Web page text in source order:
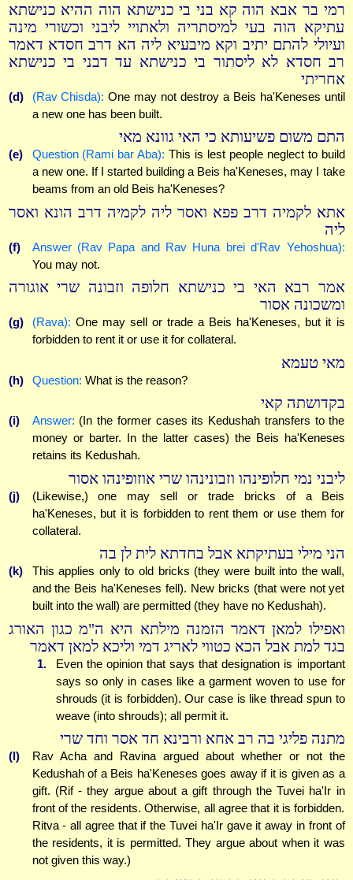
רמי בר אבא הוה קא בני בי כנישתא הוה ההיא כנישתא
עתיקא הוה בעי למיסתריה ולאתויי ליבני וכשורי מינה
ועיולי להתם יתיב וקא מיבעיא ליה הא דרב חסדא דאמר
רב חסדא לא ליסתור בי כנישתא עד דבני בי כנישתא
אחריתי
(d) (Rav Chisda): One may not destroy a Beis ha'Keneses until
a new one has been built.
התם משום פשיעותא כי האי גוונא מאי
(e) Question (Rami bar Aba): This is lest people neglect to build
a new one. If I started building a Beis ha'Keneses, may I take
beams from an old Beis ha'Keneses?
אתא לקמיה דרב פפא ואסר ליה לקמיה דרב הונא ואסר
ליה
(f)
Answer (Rav Papa and Rav Huna brei d'Rav Yehoshua):
You may not.
אמר רבא האי בי כנישתא חלופה וזבונה שרי אוגורה
ומשכונה אסור
(g) (Rava): One may sell or trade a Beis ha'Keneses, but it is
forbidden to rent it or use it for collateral.
מאי טעמא
(h) Question: What is the reason?
בקדושתה קאי
(i) Answer: (In the former cases its Kedushah transfers to the
money or barter. In the latter cases) the Beis ha'Keneses
retains its Kedushah.
ליבני נמי חלופינהו וזבונינהו שרי אוזופינהו אסור
(j)
(Likewise,) one may sell or trade bricks of a Beis
ha'Keneses, but it is forbidden to rent them or use them for
collateral.
הני מילי בעתיקתא אבל בחדתא לית לן בה
(k)
This applies only to old bricks (they were built into the wall,
and the Beis ha'Keneses fell). New bricks (that were not yet
built into the wall) are permitted (they have no Kedushah).
ואפילו למאן דאמר הזמנה מילתא היא ה"מ כגון האורג
בגד למת אבל הכא כטווי לאריג דמי וליכא למאן דאמר
1.
Even the opinion that says that designation is important
says so only in cases like a garment woven to use for
shrouds (it is forbidden). Our case is like thread spun to
weave (into shrouds); all permit it.
מתנה פליגי בה רב אחא ורבינא חד אסר וחד שרי
(l)
Rav Acha and Ravina argued about whether or not the
Kedushah of a Beis ha'Keneses goes away if it is given as a
gift. (Rif - they argue about a gift through the Tuvei ha'Ir in
front of the residents. Otherwise, all agree that it is forbidden.
Ritva - all agree that if the Tuvei ha'Ir gave it away in front of
the residents, it is permitted. They argue about when it was
not given this way.)